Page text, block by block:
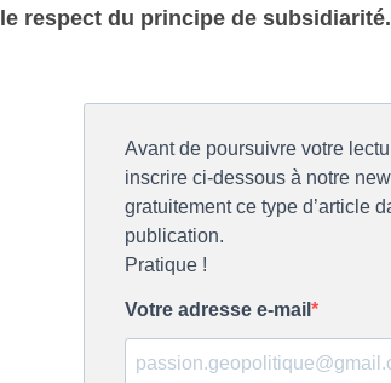
le respect du principe de subsidiarité.